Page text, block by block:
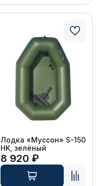
Лодка «Муссон» S-150
HK, зелёный
8 920 ₽